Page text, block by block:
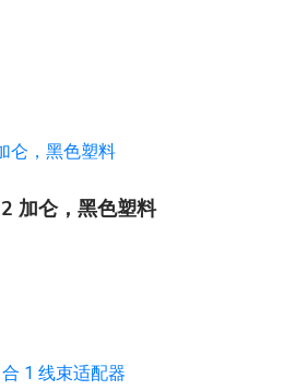
加仑，黑色塑料